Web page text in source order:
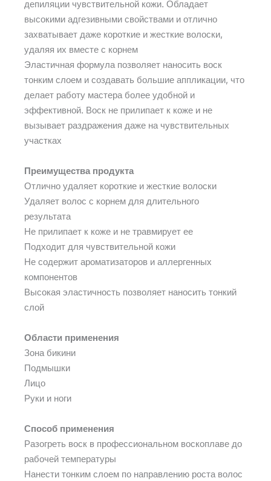
депиляции чувствительной кожи. Обладает
высокими адгезивными свойствами и отлично
захватывает даже короткие и жесткие волоски,
удаляя их вместе с корнем
Эластичная формула позволяет наносить воск
тонким слоем и создавать большие аппликации, что
делает работу мастера более удобной и
эффективной. Воск не прилипает к коже и не
вызывает раздражения даже на чувствительных
участках
Преимущества продукта
Отлично удаляет короткие и жесткие волоски
Удаляет волос с корнем для длительного
результата
Не прилипает к коже и не травмирует ее
Подходит для чувствительной кожи
Не содержит ароматизаторов и аллергенных
компонентов
Высокая эластичность позволяет наносить тонкий
слой
Области применения
Зона бикини
Подмышки
Лицо
Руки и ноги
Способ применения
Разогреть воск в профессиональном воскоплаве до
рабочей температуры
Нанести тонким слоем по направлению роста волос